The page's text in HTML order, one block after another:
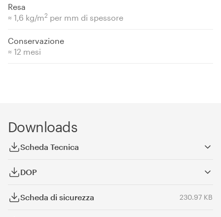
Resa
≈ 1,6 kg/m2 per mm di spessore
Conservazione
≈ 12 mesi
Downloads
Scheda Tecnica
DOP
Scheda di sicurezza 230.97 KB